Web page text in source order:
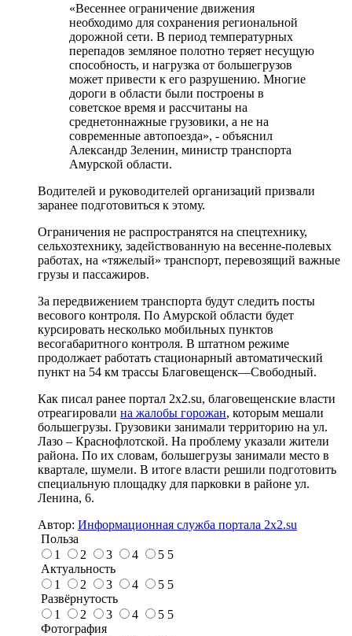
«Весеннее ограничение движения
необходимо для сохранения региональной
дорожной сети. В период температурных
перепадов земляное полотно теряет несущую
способность, и нагрузка от большегрузов
может привести к его разрушению. Многие
дороги в области были построены в
советское время и рассчитаны на
среднетоннажные грузовики, а не на
современные автопоезда», - объяснил
Александр Зеленин, министр транспорта
Амурской области.
Водителей и руководителей организаций призвали
заранее подготовиться к этому.
Ограничения не распространятся на спецтехнику,
сельхозтехнику, задействованную на весенне-полевых
работах, на «тяжелый» транспорт, перевозящий важные
грузы и пассажиров.
За передвижением транспорта будут следить посты
весового контроля. По Амурской области будет
курсировать несколько мобильных пунктов
весогабаритного контроля. В штатном режиме
продолжает работать стационарный автоматический
пункт на 54 км трассы Благовещенск—Свободный.
Как писал ранее портал 2х2.su, благовещенские власти
отреагировали на жалобы горожан, которым мешали
большегрузы. Грузовики занимали территорию на ул.
Лазо – Краснофлотской. На проблему указали жители
района. По их словам, большегрузы занимали место в
квартале, шумели. В итоге власти решили подготовить
специальную площадку для парковки в районе ул.
Ленина, 6.
Автор: Информационная служба портала 2x2.su
Польза
1
2 3 4 5 5
Актуальность
1
2 3 4 5 5
Развёрнутость
1
2 3 4 5 5
Фотография